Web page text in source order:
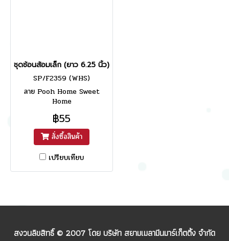
ชุดช้อนส้อมเล็ก (ยาว 6.25 นิ้ว)
SP/F2359 (WHS)
ลาย Pooh Home Sweet
Home
฿55
สั่งซื้อสินค้า
เปรียบเทียบ
สงวนลิขสิทธิ์ © 2007 โดย บริษัท สยามเมลามีนมาร์เก็ตติ้ง จำกัด